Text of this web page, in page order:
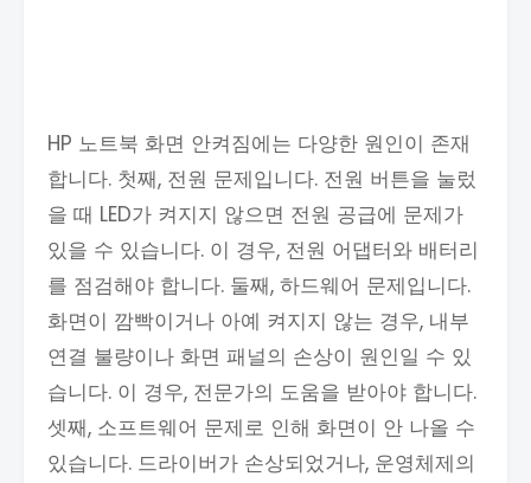
HP 노트북 화면 안켜짐에는 다양한 원인이 존재
합니다. 첫째, 전원 문제입니다. 전원 버튼을 눌렀
을 때 LED가 켜지지 않으면 전원 공급에 문제가
있을 수 있습니다. 이 경우, 전원 어댑터와 배터리
를 점검해야 합니다. 둘째, 하드웨어 문제입니다.
화면이 깜빡이거나 아예 켜지지 않는 경우, 내부
연결 불량이나 화면 패널의 손상이 원인일 수 있
습니다. 이 경우, 전문가의 도움을 받아야 합니다.
셋째, 소프트웨어 문제로 인해 화면이 안 나올 수
있습니다. 드라이버가 손상되었거나, 운영체제의